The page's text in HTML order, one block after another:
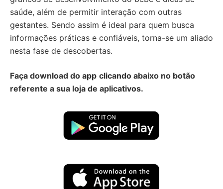
saúde, além de permitir interação com outras
gestantes. Sendo assim é ideal para quem busca
informações práticas e confiáveis, torna-se um aliado
nesta fase de descobertas.
Faça download do app clicando abaixo no botão
referente a sua loja de aplicativos.